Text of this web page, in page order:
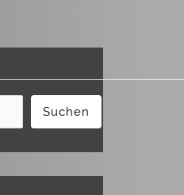
Suchen